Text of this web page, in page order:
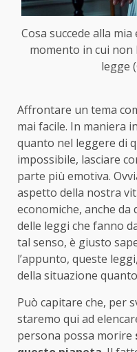
Cosa succede alla
momento in cui non
legge
Affrontare un tema
mai facile. In maniera
quanto nel leggere di
impossibile, lasciare
parte più emotiva.
aspetto della nostra
economiche, anche
delle leggi che fanno
tal senso, è giusto
l’appunto, queste
della situazione
Può capitare che, per
staremo qui ad
persona possa morire